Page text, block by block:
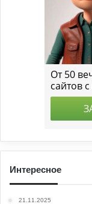
Интересное
21.11.2025